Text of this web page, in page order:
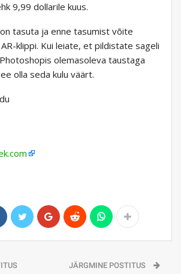
9,99 dollarile kuus.
tasuta ja enne tasumist võite
klippi. Kui leiate, et pildistate sageli
olemasoleva taustaga
olla seda kulu väärt.
JÄRGMINE POSTITUS